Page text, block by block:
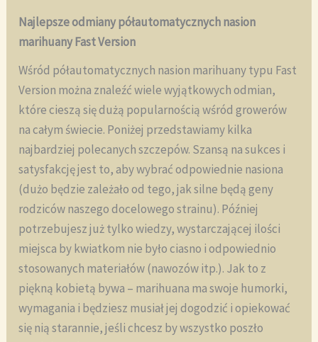
Najlepsze odmiany półautomatycznych nasion
marihuany Fast Version
Wśród półautomatycznych nasion marihuany typu Fast
Version można znaleźć wiele wyjątkowych odmian,
które cieszą się dużą popularnością wśród growerów
na całym świecie. Poniżej przedstawiamy kilka
najbardziej polecanych szczepów. Szansą na sukces i
satysfakcję jest to, aby wybrać odpowiednie nasiona
(dużo będzie zależało od tego, jak silne będą geny
rodziców naszego docelowego strainu). Później
potrzebujesz już tylko wiedzy, wystarczającej ilości
miejsca by kwiatkom nie było ciasno i odpowiednio
stosowanych materiałów (nawozów itp.). Jak to z
piękną kobietą bywa – marihuana ma swoje humorki,
wymagania i będziesz musiał jej dogodzić i opiekować
się nią starannie, jeśli chcesz by wszystko poszło